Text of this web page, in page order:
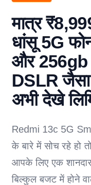
मात्र
धांसू 5G
और 256gb
DSLR
अभी देखे
Redmi 13c 5G
के बारे में सोच रहे हो
आपके लिए एक
बिल्कुल बजट में होने